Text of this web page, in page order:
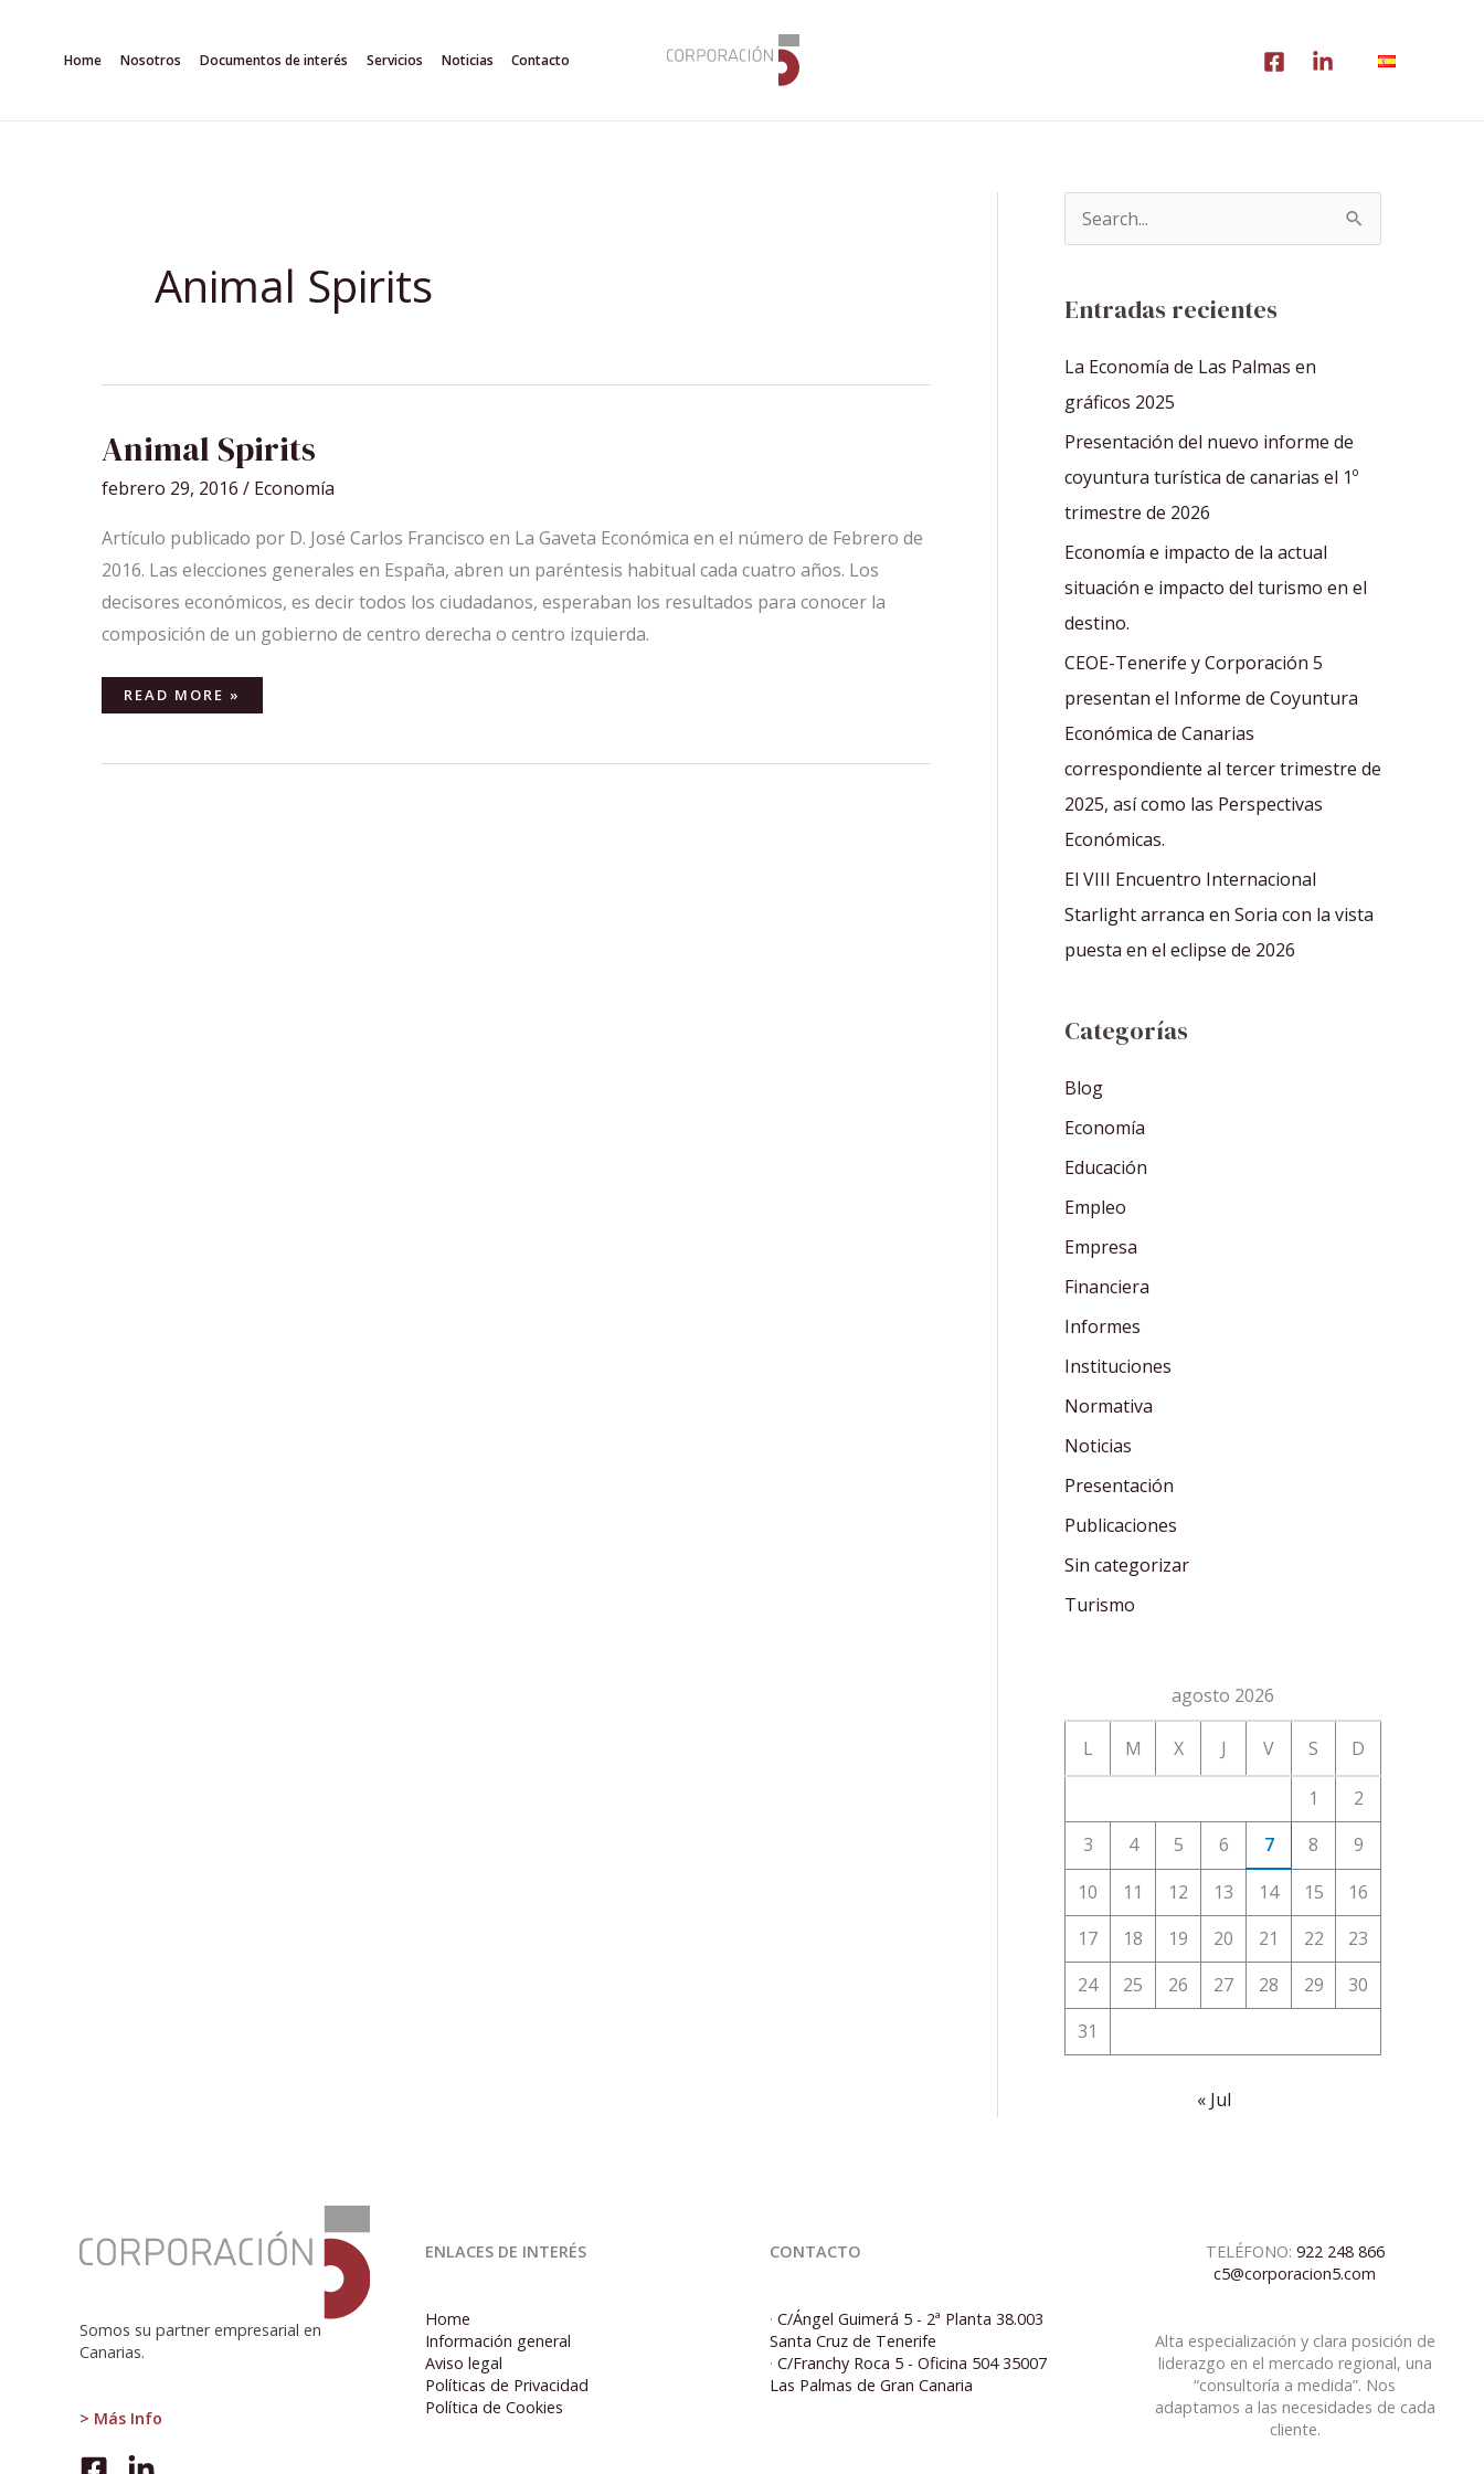
Home Nosotros Documentos de interés Servicios Noticias Contacto
Animal Spirits
Animal Spirits
febrero 29, 2016 / Economía
Artículo publicado por D. José Carlos Francisco en La Gaveta Económica en el número de Febrero de
2016. Las elecciones generales en España, abren un paréntesis habitual cada cuatro años. Los
decisores económicos, es decir todos los ciudadanos, esperaban los resultados para conocer la
composición de un gobierno de centro derecha o centro izquierda.
ANIMAL
SPIRITS
READ MORE »
a
r
p
o
r
:
Entradas recientes
La Economía de Las Palmas en
gráficos 2025
Presentación del nuevo informe de
coyuntura turística de canarias el 1º
trimestre de 2026
Economía e impacto de la actual
situación e impacto del turismo en el
destino.
CEOE-Tenerife y Corporación 5
presentan el Informe de Coyuntura
Económica de Canarias
correspondiente al tercer trimestre de
2025, así como las Perspectivas
Económicas.
El VIII Encuentro Internacional
Starlight arranca en Soria con la vista
puesta en el eclipse de 2026
Categorías
Blog
Economía
Educación
Empleo
Empresa
Financiera
Informes
Instituciones
Normativa
Noticias
Presentación
Publicaciones
Sin categorizar
Turismo
agosto 2026
L M X J V S D
1
2
3
4 5 6 7 8
9
10
11 12 13 14 15
16
17
18 19 20 21 22
23
24
25 26 27 28 29
30
31
« Jul
Somos su partner empresarial en
Canarias.
> Más Info
Animal
Spirits
ENLACES DE INTERÉS
Home
Información general
Aviso legal
Políticas de Privacidad
Política de Cookies
CONTACTO
· C/Ángel Guimerá 5 - 2ª Planta 38.003
Santa Cruz de Tenerife
· C/Franchy Roca 5 - Oficina 504 35007
Las Palmas de Gran Canaria
TELÉFONO: 922 248 866
c5@corporacion5.com
Alta especialización y clara posición de
liderazgo en el mercado regional, una
“consultoría a medida”. Nos
adaptamos a las necesidades de cada
cliente.